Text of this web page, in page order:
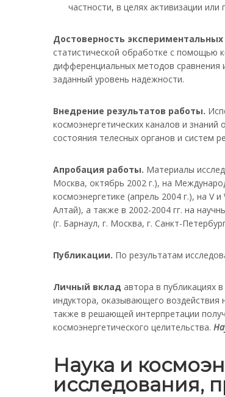
частности, в целях активизации
Достоверность
статистической обработке с помощью
дифференциальных методов
заданный уровень надежности.
Внедрение результатов работы.
космоэнергетических каналов и
состояния телесных органов и систем
Апробация работы. Материалы
Москва, октябрь 2002 г.), на
космоэнергетике (апрель 2004 г.), на
Алтай), а также в 2002-2004 гг. на
(г. Барнаул, г. Москва, г. Санкт-
Публикации. По результатам
Личный вклад автора в публикациях
индуктора, оказывающего воздействия
также в решающей интерпретации
космоэнергетического целительства.
Наука и
исследования,